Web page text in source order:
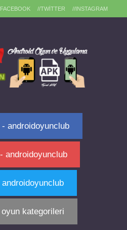
//TWITTER //INSTAGRAM
androidoyunclub
androidoyunclub
kategorileri